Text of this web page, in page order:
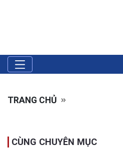
TRANG CHỦ
CÙNG CHUYÊN MỤC